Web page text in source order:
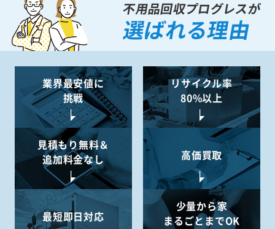
不用品回収プログレスが
選ばれる理由
業界最安値に
挑戦
リサイクル率
80%以上
見積もり無料＆
追加料金なし
高価買取
最短即日対応
少量から家
まるごとまでOK